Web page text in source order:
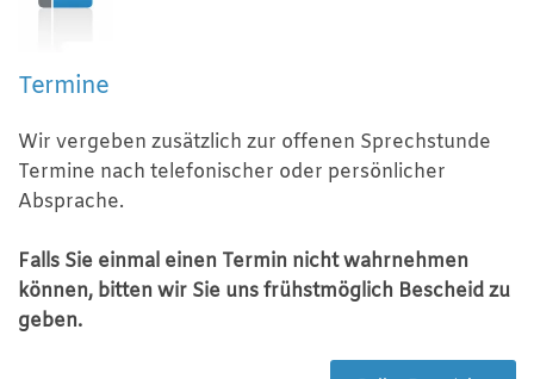
Termine
Wir vergeben zusätzlich zur offenen Sprechstunde
Termine nach telefonischer oder persönlicher
Absprache.
Falls Sie einmal einen Termin nicht wahrnehmen
können, bitten wir Sie uns frühstmöglich Bescheid zu
geben.